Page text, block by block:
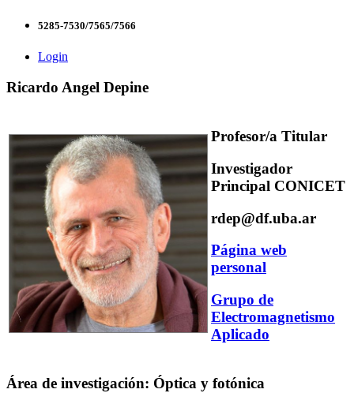
5285-7530/7565/7566
Login
Ricardo Angel Depine
Profesor/a Titular
Investigador
Principal CONICET
rdep@df.uba.ar
Página web
personal
Grupo de
Electromagnetismo
Aplicado
Área de investigación: Óptica y fotónica